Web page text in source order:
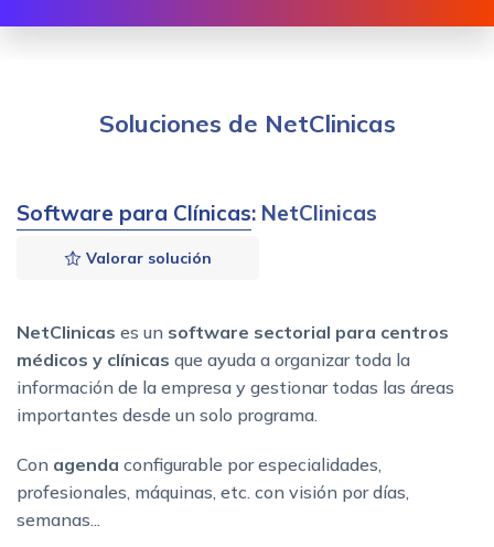
Soluciones de NetClinicas
Software para Clínicas: NetClinicas
Valorar solución
NetClinicas es un software sectorial para centros
médicos y clínicas que ayuda a organizar toda la
información de la empresa y gestionar todas las áreas
importantes desde un solo programa.
Con agenda configurable por especialidades,
profesionales, máquinas, etc. con visión por días,
semanas...